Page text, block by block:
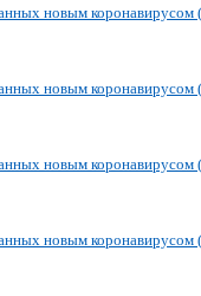
новым коронавирусом
новым коронавирусом
новым коронавирусом
новым коронавирусом